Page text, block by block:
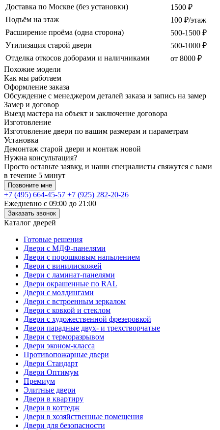
Доставка по Москве (без установки)
1500 ₽
Подъём на этаж
100 ₽/этаж
Расширение проёма (одна сторона)
500-1500 ₽
Утилизация старой двери
500-1000 ₽
Отделка откосов доборами и наличниками
от 8000 ₽
Похожие модели
Как мы работаем
Оформление заказа
Обсуждение с менеджером деталей заказа и запись на замер
Замер и договор
Выезд мастера на объект и заключение договора
Изготовление
Изготовление двери по вашим размерам и параметрам
Установка
Демонтаж старой двери и монтаж новой
Нужна консультация?
Просто оставьте заявку, и наши специалисты свяжутся с вами
в течение 5 минут
Позвоните мне
+7 (495) 664-45-57 +7 (925) 282-20-26
Ежедневно с 09:00 до 21:00
Заказать звонок
Каталог дверей
Готовые решения
Двери с МДФ-панелями
Двери с порошковым напылением
Двери с винилискожей
Двери с ламинат-панелями
Двери окрашенные по RAL
Двери с молдингами
Двери с встроенным зеркалом
Двери с ковкой и стеклом
Двери с художественной фрезеровкой
Двери парадные двух- и трехстворчатые
Двери с терморазрывом
Двери эконом-класса
Противопожарные двери
Двери Стандарт
Двери Оптимум
Премиум
Элитные двери
Двери в квартиру
Двери в коттедж
Двери в хозяйственные помещения
Двери для безопасности